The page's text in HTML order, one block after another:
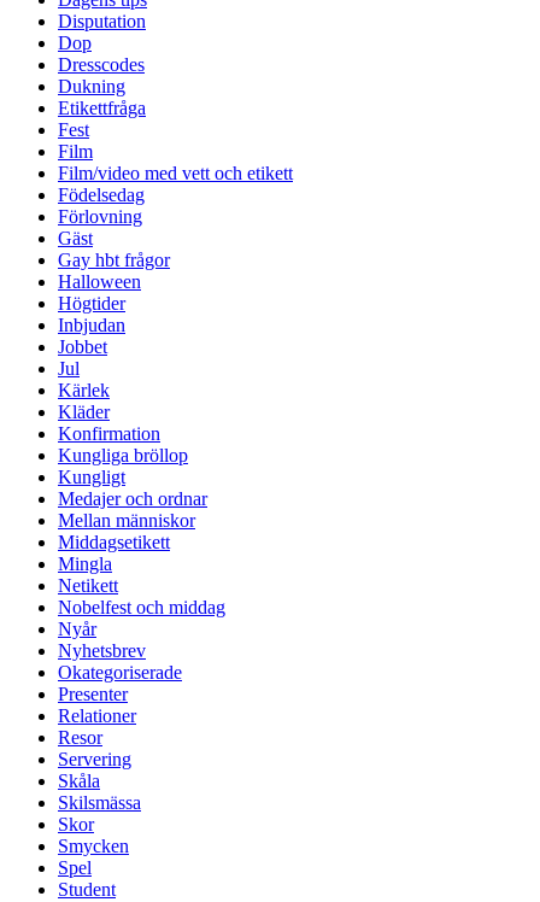
Disputation
Dop
Dresscodes
Dukning
Etikettfråga
Fest
Film
Film/video med vett och etikett
Födelsedag
Förlovning
Gäst
Gay hbt frågor
Halloween
Högtider
Inbjudan
Jobbet
Jul
Kärlek
Kläder
Konfirmation
Kungliga bröllop
Kungligt
Medajer och ordnar
Mellan människor
Middagsetikett
Mingla
Netikett
Nobelfest och middag
Nyår
Nyhetsbrev
Okategoriserade
Presenter
Relationer
Resor
Servering
Skåla
Skilsmässa
Skor
Smycken
Spel
Student